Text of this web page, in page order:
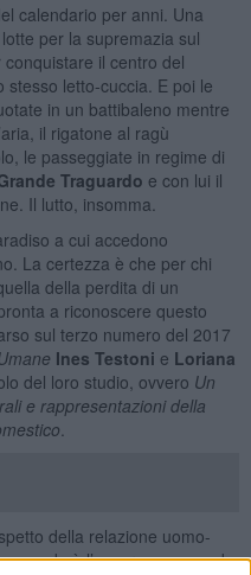
calendario per anni. Una
per la supremazia sul
il centro del
letto-cuccia. E poi le
in un battibaleno mentre
il rigatone al ragù
le passeggiate in regime di
Traguardo e con lui il
Il lutto, insomma.
a cui accedono
La certezza è che per chi
della perdita di un
a riconoscere questo
sul terzo numero del 2017
Ines Testoni e Loriana
del loro studio, ovvero Un
e rappresentazioni della
della relazione uomo-
è l’essere umano ad